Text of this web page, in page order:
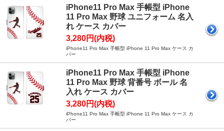
iPhone11 Pro Max 手帳型 iPhone
11 Pro Max 野球 ユニフォーム 名入
れ ケース カバー
3,280円(内税)
iPhone11 Pro Max 手帳型 iPhone 11 Pro Max ケース カ
バー
iPhone11 Pro Max 手帳型 iPhone
11 Pro Max 野球 背番号 ボール 名
入れ ケース カバー
3,280円(内税)
iPhone11 Pro Max 手帳型 iPhone 11 Pro Max ケース カ
バー